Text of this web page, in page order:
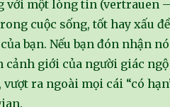
với một lòng tin (vertrauen
cuộc sống, tốt hay xấu
bạn. Nếu bạn đón nhận
cảnh giới của người giác
vượt ra ngoài mọi cái “có